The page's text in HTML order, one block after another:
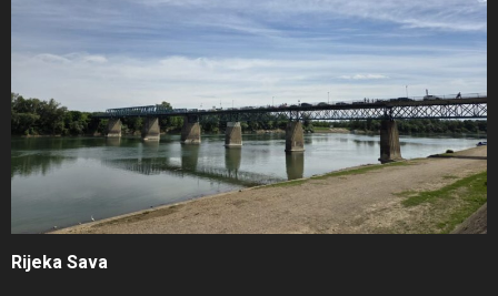
Rijeka Sava